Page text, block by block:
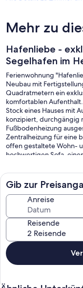
Mehr zu
Hafenliebe -
Segelhafen im
Ferienwohnung
Neubau mit
Quadratmetern ein
komfortablen
Stock eines Hauses mit
konzipiert, durchgängig
Fußbodenheizung
Zentralheizung für eine
offen gestaltete Wohn-
hochwertigen Sofa,
Fernseher sowie der
mindestens 100 Mbit/s
Konnektivität. Die
Wünsche offen: Ein
Spülmaschine sowie
und ein separater
Angebot an
Das separate
mit einem bequemen
bietet
Gib zur
Anreise
Reisende